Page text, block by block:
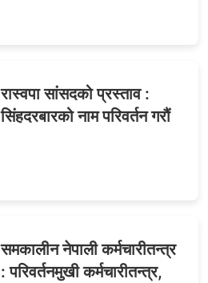
रास्वपा सांसदको प्रस्ताव :
सिंहदरबारको नाम परिवर्तन गरौं
समकालीन नेपाली कर्मचारीतन्त्र
: परिवर्तनमुखी कर्मचारीतन्त्र,